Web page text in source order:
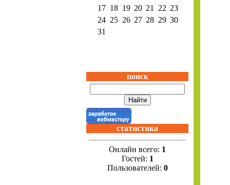
17 18 19 20 21 22 23
24 25 26 27 28 29 30
31
поиск
статистика
Онлайн всего: 1
Гостей: 1
Пользователей: 0